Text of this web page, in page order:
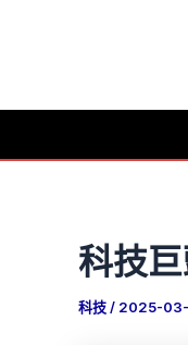
要
科技
科技/ 2025-